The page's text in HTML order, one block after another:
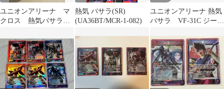
ユニオンアリーナ マ
クロス 熱気バサラ
熱気 バサラ(SR)
(UA36BT/MCR-1-082)
ユニオンアリーナ 熱気
バサラ VF-31C ジーク
ト